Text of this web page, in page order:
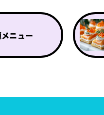
ニュー